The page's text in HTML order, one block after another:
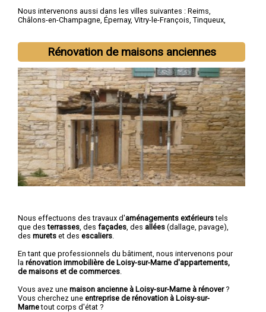
Nous intervenons aussi dans les villes suivantes : Reims,
Châlons-en-Champagne, Épernay, Vitry-le-François, Tinqueux,
Rénovation de maisons anciennes
Nous effectuons des travaux d'aménagements extérieurstels
que desterrasses , des façades , des allées (dallage, pavage),
des murets et des escaliers
En tant que professionnels du bâtiment, nous intervenons pour
la rénovation immobilière de Loisy-sur-Marne d'appartements,
de maisons et de commerces
Vous avez une maison ancienne à Loisy-sur-Marne à rénover?
Vous cherchez une entreprise de rénovation à Loisy-sur-
Marnetout corps d'état ?